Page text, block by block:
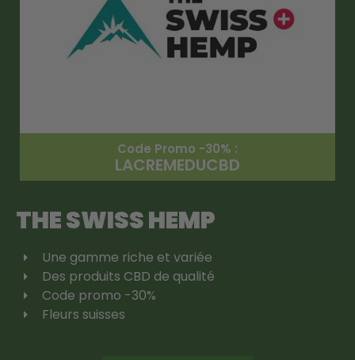
Code Promo -30% :
LACREMEDUCBD
THE SWISS HEMP
Une gamme riche et variée
Des produits CBD de qualité
Code promo -30%
Fleurs suisses